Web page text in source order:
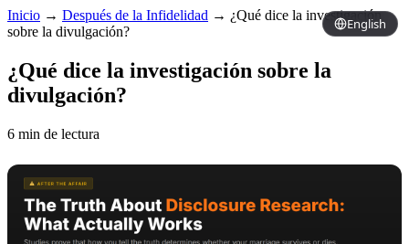
English
Inicio → Después de la Infidelidad → ¿Qué dice la investigación
sobre la divulgación?
¿Qué dice la investigación sobre la
divulgación?
6 min de lectura